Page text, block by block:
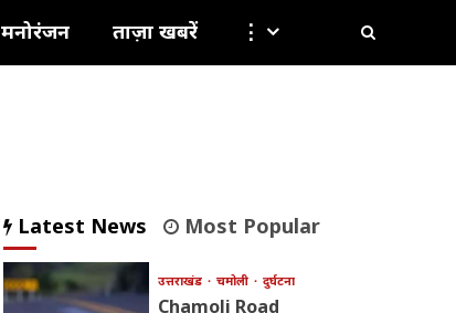
मनोरंजन ताज़ा खबरें ⋮
Latest News Most Popular
उत्तराखंड चमोली दुर्घटना
Chamoli Road